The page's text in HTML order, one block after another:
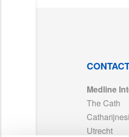
Medline
The Cath
Utrecht